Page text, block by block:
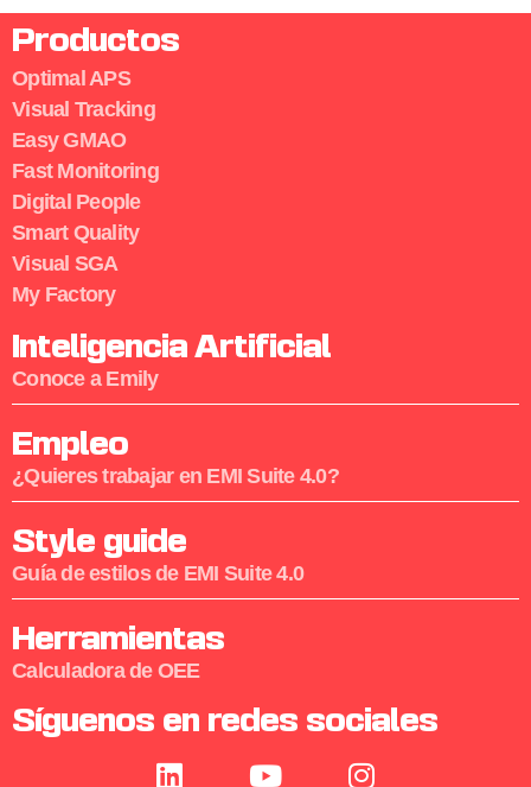
Productos
Optimal APS
Visual Tracking
Easy GMAO
Fast Monitoring
Digital People
Smart Quality
Visual SGA
My Factory
Inteligencia Artificial
Conoce a Emily
Empleo
¿Quieres trabajar en EMI Suite 4.0?
Style guide
Guía de estilos de EMI Suite 4.0
Herramientas
Calculadora de OEE
Síguenos en redes sociales